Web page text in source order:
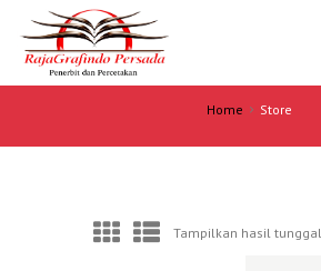
Home Store
Tampilkan hasil tunggal